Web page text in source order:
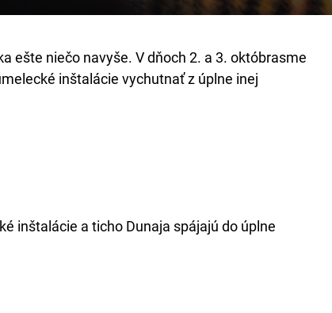
ešte niečo navyše. V dňoch 2. a 3. októbrasme
inštalácie vychutnať z úplne inej
inštalácie a ticho Dunaja spájajú do úplne